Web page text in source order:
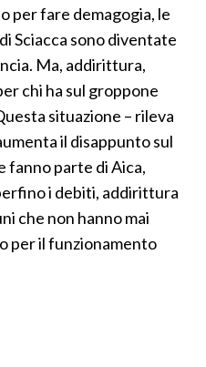
per fare demagogia, le
Sciacca sono diventate
Ma, addirittura,
chi ha sul groppone
situazione – rileva
il disappunto sul
fanno parte di Aica,
i debiti, addirittura
che non hanno mai
per il funzionamento